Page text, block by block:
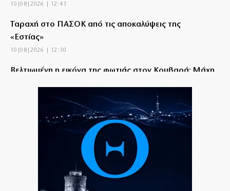
10|08|2026 | 12:43
Ταραχή στο ΠΑΣΟΚ από τις αποκαλύψεις της
«Εστίας»
10|08|2026 | 12:30
Βελτιωμένη η εικόνα της φωτιάς στον Κουβαρά: Μάχη
10|08|2026 | 12:22
Όταν η Ελλάδα άγγιξε το όνειρο των δύο ηπείρων και
των πέντε θαλασσών
Παιδί 2,5 ετών έπεσε από μπαλκόνι στην Πάτρα
10|08|2026 | 12:03